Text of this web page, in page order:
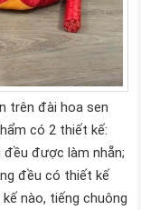
trên đài hoa sen
có 2 thiết kế:
được làm nhẵn;
đều có thiết kế
nào, tiếng chuông